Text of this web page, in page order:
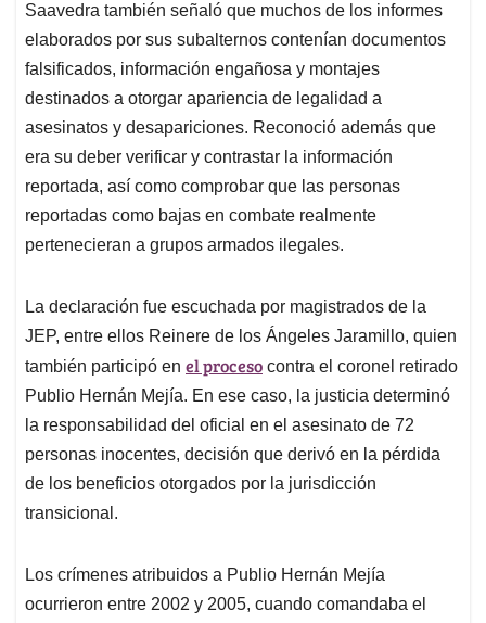
Saavedra también señaló que muchos de los informes
elaborados por sus subalternos contenían documentos
falsificados, información engañosa y montajes
destinados a otorgar apariencia de legalidad a
asesinatos y desapariciones. Reconoció además que
era su deber verificar y contrastar la información
reportada, así como comprobar que las personas
reportadas como bajas en combate realmente
pertenecieran a grupos armados ilegales.
La declaración fue escuchada por magistrados de la
JEP, entre ellos Reinere de los Ángeles Jaramillo, quien
también participó en el proceso contra el coronel retirado
Publio Hernán Mejía. En ese caso, la justicia determinó
la responsabilidad del oficial en el asesinato de 72
personas inocentes, decisión que derivó en la pérdida
de los beneficios otorgados por la jurisdicción
transicional.
Los crímenes atribuidos a Publio Hernán Mejía
ocurrieron entre 2002 y 2005, cuando comandaba el